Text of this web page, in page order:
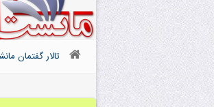
تالار گفتمان